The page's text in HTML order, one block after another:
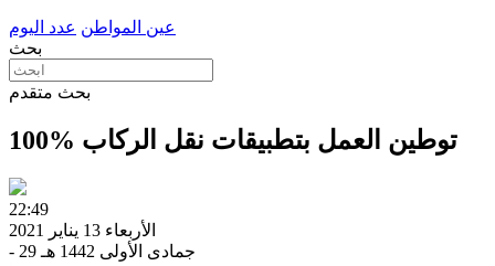
عين المواطن عدد اليوم
بحث
بحث متقدم
100% توطين العمل بتطبيقات نقل الركاب
22:49
الأربعاء 13 يناير 2021
- 29 جمادى الأولى 1442 هـ